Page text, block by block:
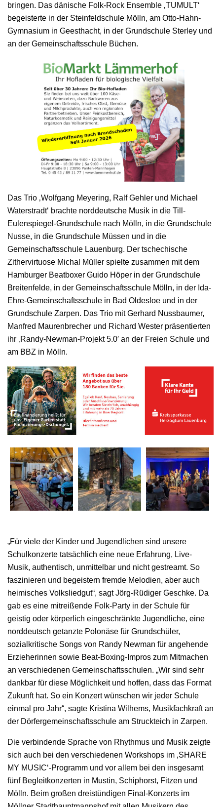
bringen. Das dänische Folk-Rock Ensemble ‚TUMULT‘
begeisterte in der Steinfeldschule Mölln, am Otto-Hahn-
Gymnasium in Geesthacht, in der Grundschule Sterley und
an der Gemeinschaftsschule Büchen.
Das Trio ‚Wolfgang Meyering, Ralf Gehler und Michael
Waterstradt‘ brachte norddeutsche Musik in die Till-
Eulenspiegel-Grundschule nach Mölln, in die Grundschule
Nusse, in die Grundschule Müssen und in die
Gemeinschaftsschule Lauenburg. Der tschechische
Zithervirtuose Michal Müller spielte zusammen mit dem
Hamburger Beatboxer Guido Höper in der Grundschule
Breitenfelde, in der Gemeinschaftsschule Mölln, in der Ida-
Ehre-Gemeinschaftsschule in Bad Oldesloe und in der
Grundschule Zarpen. Das Trio mit Gerhard Nussbaumer,
Manfred Maurenbrecher und Richard Wester präsentierten
ihr ‚Randy-Newman-Projekt 5.0′ an der Freien Schule und
am BBZ in Mölln.
„Für viele der Kinder und Jugendlichen sind unsere
Schulkonzerte tatsächlich eine neue Erfahrung, Live-
Musik, authentisch, unmittelbar und nicht gestreamt. So
faszinieren und begeistern fremde Melodien, aber auch
heimisches Volksliedgut“, sagt Jörg-Rüdiger Geschke. Da
gab es eine mitreißende Folk-Party in der Schule für
geistig oder körperlich eingeschränkte Jugendliche, eine
norddeutsch getanzte Polonäse für Grundschüler,
sozialkritische Songs von Randy Newman für angehende
Erzieherinnen sowie Beat-Boxing-Impros zum Mitmachen
an verschiedenen Gemeinschaftsschulen. „Wir sind sehr
dankbar für diese Möglichkeit und hoffen, dass das Format
Zukunft hat. So ein Konzert wünschen wir jeder Schule
einmal pro Jahr“, sagte Kristina Wilhems, Musikfachkraft an
der Dörfergemeinschaftsschule am Struckteich in Zarpen.
Die verbindende Sprache von Rhythmus und Musik zeigte
sich auch bei den verschiedenen Workshops im ‚SHARE
MY MUSIC‘-Programm und vor allem bei den insgesamt
fünf Begleitkonzerten in Mustin, Schiphorst, Fitzen und
Mölln. Beim großen dreistündigen Final-Konzerts im